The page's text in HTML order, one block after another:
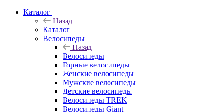
Каталог
Назад
Каталог
Велосипеды
Назад
Велосипеды
Горные велосипеды
Женские велосипеды
Мужские велосипеды
Детские велосипеды
Велосипеды TREK
Велосипеды Giant